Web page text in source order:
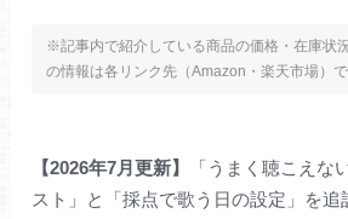
※記事内で紹介している商品の価格・在庫状
の情報は各リンク先（Amazon・楽天市場）で
【2026年7月更新】
「うまく聴こえな
スト」と「採点で歌う日の設定」を追